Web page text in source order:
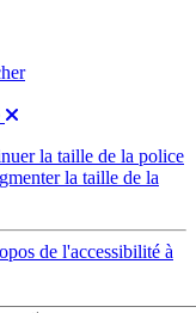
la taille de la police
la taille de la
de l'accessibilité à